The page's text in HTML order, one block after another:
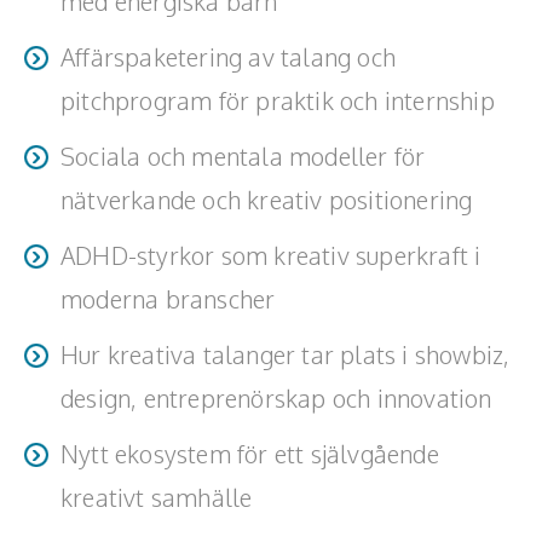
Teamwork, teambuilding, relationer
Vård, omsorg, beroende
Idrottare och äventyrare
Kända musiker
Skådespelare
Alla talare
Affärspaketering av talang och
pitchprogram för praktik och internship
Sociala och mentala modeller för
nätverkande och kreativ positionering
ADHD-styrkor som kreativ superkraft i
moderna branscher
Hur kreativa talanger tar plats i showbiz,
design, entreprenörskap och innovation
Nytt ekosystem för ett självgående
kreativt samhälle